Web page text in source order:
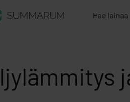
Hae lainaa